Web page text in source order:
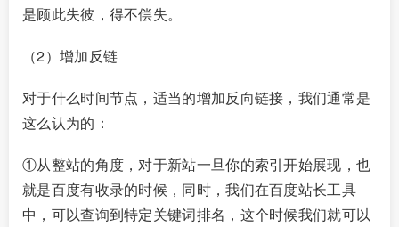
是顾此失彼，得不偿失。
（2）增加反链
对于什么时间节点，适当的增加反向链接，我们通常是
这么认为的：
①从整站的角度，对于新站一旦你的索引开始展现，也
就是百度有收录的时候，同时，我们在百度站长工具
中，可以查询到特定关键词排名，这个时候我们就可以